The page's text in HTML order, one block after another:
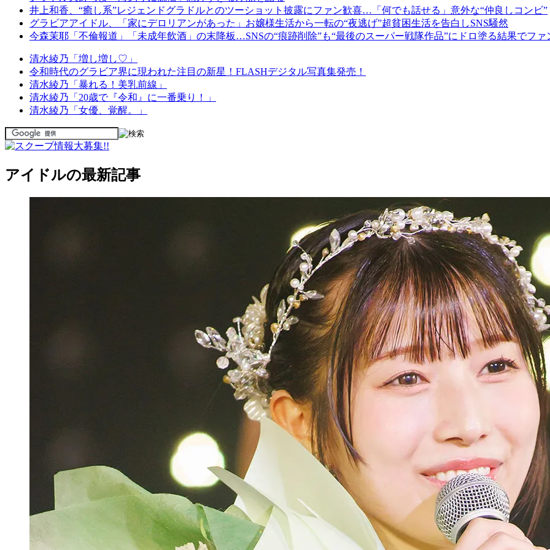
井上和香、“癒し系”レジェンドグラドルとのツーショット披露にファン歓喜…「何でも話せる」意外な“仲良しコンビ”
グラビアアイドル、「家にデロリアンがあった」お嬢様生活から一転の“夜逃げ”超貧困生活を告白しSNS騒然
今森茉耶「不倫報道」「未成年飲酒」の末降板…SNSの“痕跡削除”も“最後のスーパー戦隊作品”にドロ塗る結果でファ
清水綾乃「増し増し♡」
令和時代のグラビア界に現われた注目の新星！FLASHデジタル写真集発売！
清水綾乃「暴れる！美乳前線」
清水綾乃「20歳で『令和』に一番乗り！」
清水綾乃「女優、覚醒。」
アイドルの最新記事